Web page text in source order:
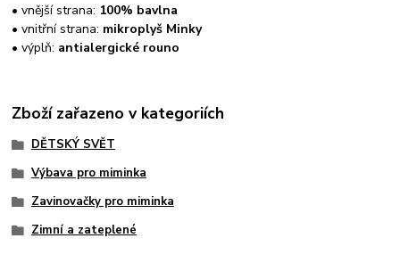
• vnější strana: 100% bavlna
• vnitřní strana: mikroplyš Minky
• výplň: antialergické rouno
Zboží zařazeno v kategoriích
DĚTSKÝ SVĚT
Výbava pro miminka
Zavinovačky pro miminka
Zimní a zateplené